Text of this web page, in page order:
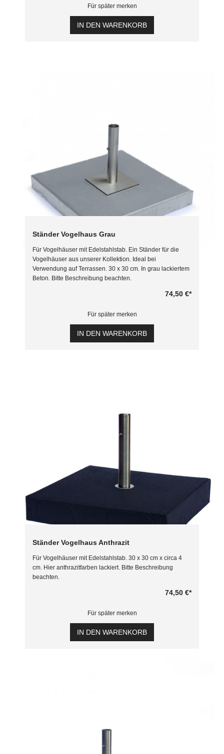
Für später merken
IN DEN WARENKORB
Ständer Vogelhaus Grau
Für Vogelhäuser mit Edelstahlstab. Ein Ständer für die
Vogelhäuser aus unserer Kollektion. Ideal bei
Verwendung auf Terrassen. 30 x 30 cm. In grau lackiertem
Beton. Bitte Beschreibung beachten.
74,50 €*
Für später merken
IN DEN WARENKORB
Ständer Vogelhaus Anthrazit
Für Vogelhäuser mit Edelstahlstab. 30 x 30 cm x circa 4
cm. Hier anthrazitfarben lackiert. Bitte Beschreibung
beachten.
74,50 €*
Für später merken
IN DEN WARENKORB